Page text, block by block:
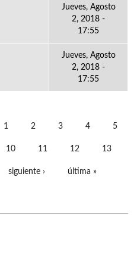
Jueves, Agosto
2, 2018 -
17:55
Jueves, Agosto
2, 2018 -
17:55
1 2 3 4 5
10 11 12 13
siguiente › última »